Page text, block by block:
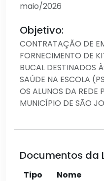
maio/2026
Objetivo:
CONTRATAÇÃO DE
FORNECIMENTO DE
BUCAL DESTINADOS
SAÚDE NA ESCOLA
OS ALUNOS DA REDE
MUNICÍPIO DE SÃO
Documentos da
Tipo Nome